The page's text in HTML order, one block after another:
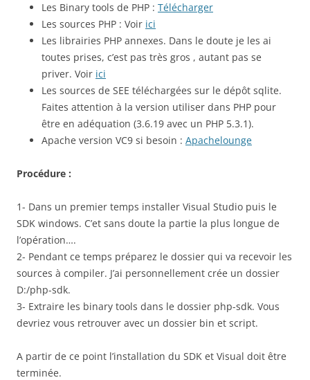
Les Binary tools de PHP : Télécharger
Les sources PHP : Voir ici
Les librairies PHP annexes. Dans le doute je les ai
toutes prises, c’est pas très gros , autant pas se
priver. Voir ici
Les sources de SEE téléchargées sur le dépôt sqlite.
Faites attention à la version utiliser dans PHP pour
être en adéquation (3.6.19 avec un PHP 5.3.1).
Apache version VC9 si besoin : Apachelounge
Procédure :
1- Dans un premier temps installer Visual Studio puis le
SDK windows. C’et sans doute la partie la plus longue de
l’opération….
2- Pendant ce temps préparez le dossier qui va recevoir les
sources à compiler. J’ai personnellement crée un dossier
D:/php-sdk.
3- Extraire les binary tools dans le dossier php-sdk. Vous
devriez vous retrouver avec un dossier bin et script.
A partir de ce point l’installation du SDK et Visual doit être
terminée.